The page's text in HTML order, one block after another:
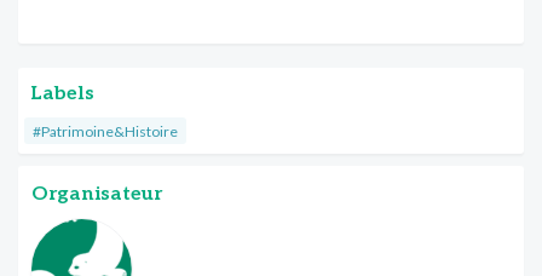
Labels
#Patrimoine&Histoire
Organisateur